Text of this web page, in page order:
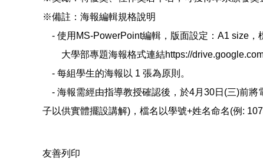
※備註：海報編輯規格說明
- 使用MS-PowerPoint編輯，版面設定：A1 size，
大學部專題海報格式連結https://
- 每組學生的海報以 1 張為原則。
- 海報需經由指導教授確認後，於4月30日(三)前將
子以供實體擺設講解)，檔名以學號+姓名命名(例:
友善列印